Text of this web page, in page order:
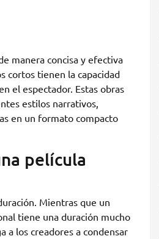
manera concisa y efectiva
cortos tienen la capacidad
el espectador. Estas obras
estilos narrativos,
en un formato compacto
película
Mientras que un
tiene una duración mucho
a los creadores a condensar